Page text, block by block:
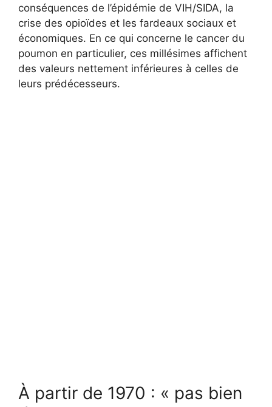
conséquences de l’épidémie de VIH/SIDA, la
crise des opioïdes et les fardeaux sociaux et
économiques. En ce qui concerne le cancer du
poumon en particulier, ces millésimes affichent
des valeurs nettement inférieures à celles de
leurs prédécesseurs.
À partir de 1970 : « pas bien